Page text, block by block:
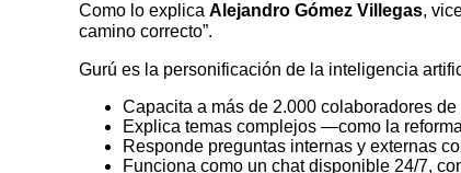
Como lo explica Alejandro Gómez Villegas,
camino correcto”.
Gurú es la personificación de la inteligencia
Capacita a más de 2.000 colaboradores
Explica temas complejos —como la
Responde preguntas internas y externas
Funciona como un chat disponible 24/7,